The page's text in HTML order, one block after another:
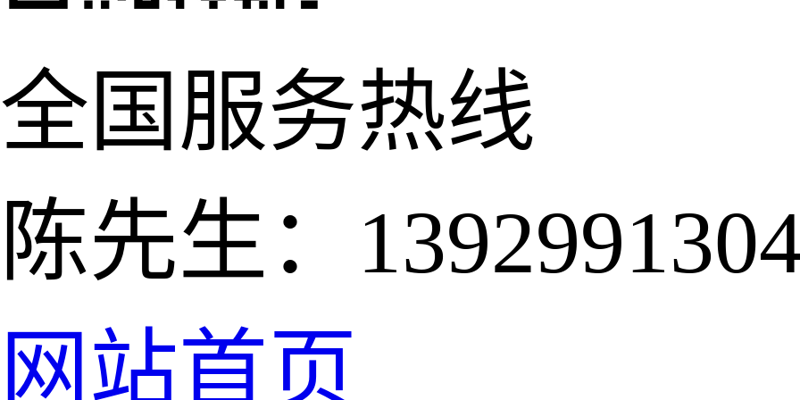
全国服务热线
陈先生：
网站首页